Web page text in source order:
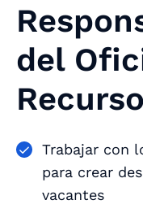
del
Trabajar con
para crear
vacantes